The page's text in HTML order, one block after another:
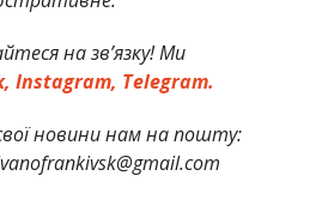
на зв’язку! Ми
Instagram, Telegram.
новини нам на пошту: